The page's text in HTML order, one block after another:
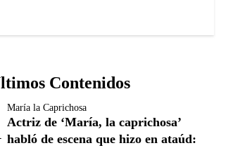
Contenidos
María la Caprichosa
Actriz de ‘María, la caprichosa’
habló de escena que hizo en ataúd: